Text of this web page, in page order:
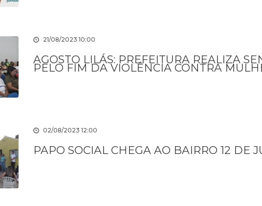
21/08/2023 10:00
AGOSTO LILÁS: PREFEITURA REALIZA
PELO FIM DA VIOLÊNCIA CONTRA
02/08/2023 12:00
PAPO SOCIAL CHEGA AO BAIRRO 12 DE